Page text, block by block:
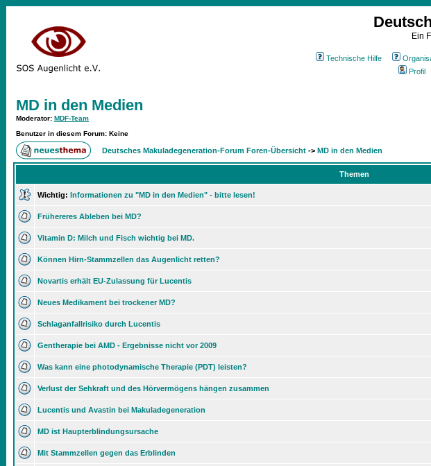
Ein
Technische Hilfe
Profil
MD in den Medien
Moderator: MDF-Team
Benutzer in diesem Forum: Keine
Deutsches Makuladegeneration-Forum Foren-Übersicht -> MD in den Medien
Themen
Wichtig: Informationen zu "MD in den Medien" - bitte lesen!
Frühereres Ableben bei MD?
Vitamin D: Milch und Fisch wichtig bei MD.
Können Hirn-Stammzellen das Augenlicht retten?
Novartis erhält EU-Zulassung für Lucentis
Neues Medikament bei trockener MD?
Schlaganfallrisiko durch Lucentis
Gentherapie bei AMD - Ergebnisse nicht vor 2009
Was kann eine photodynamische Therapie (PDT) leisten?
Verlust der Sehkraft und des Hörvermögens hängen zusammen
Lucentis und Avastin bei Makuladegeneration
MD ist Haupterblindungsursache
Mit Stammzellen gegen das Erblinden